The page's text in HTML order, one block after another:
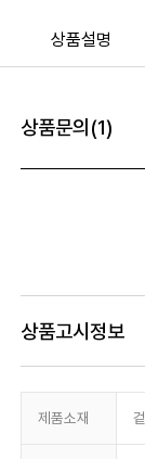
상품설명
상품문의(1)
상품고시정보
제품소재